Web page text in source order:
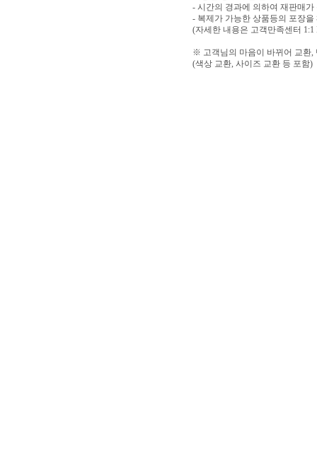
- 시간의 경과에 의하여 재판매
- 복제가 가능한 상품등의 포장을
(자세한 내용은 고객만족센터
※ 고객님의 마음이 바뀌어 교환,
(색상 교환, 사이즈 교환 등 포함)